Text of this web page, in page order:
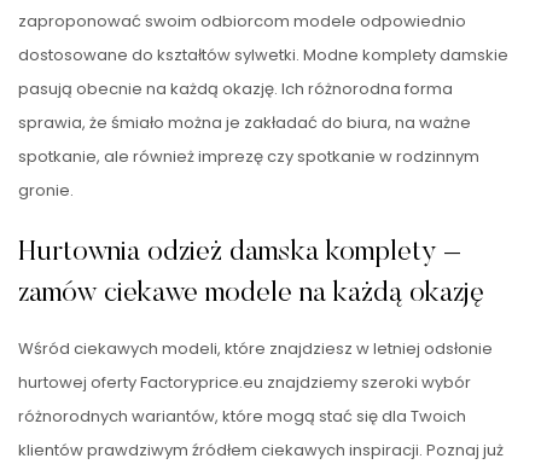
zaproponować swoim odbiorcom modele odpowiednio
dostosowane do kształtów sylwetki. Modne komplety damskie
pasują obecnie na każdą okazję. Ich różnorodna forma
sprawia, że śmiało można je zakładać do biura, na ważne
spotkanie, ale również imprezę czy spotkanie w rodzinnym
gronie.
Hurtownia odzież damska komplety –
zamów ciekawe modele na każdą okazję
Wśród ciekawych modeli, które znajdziesz w letniej odsłonie
hurtowej oferty Factoryprice.eu znajdziemy szeroki wybór
różnorodnych wariantów, które mogą stać się dla Twoich
klientów prawdziwym źródłem ciekawych inspiracji. Poznaj już